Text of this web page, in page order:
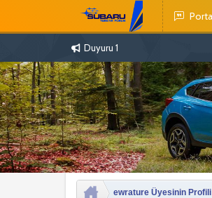
Duyuru 1
ewrature Üyesinin Profili